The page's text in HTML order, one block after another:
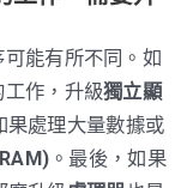
能有所不同。如
作，升級獨立顯
果處理大量數據或
。最後，如果